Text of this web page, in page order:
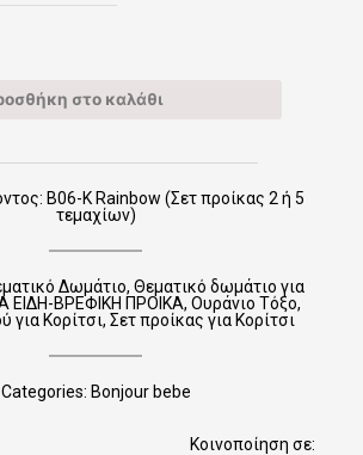
στο καλάθι
Β06-Κ Rainbow (Σετ προίκας 2 ή 5
τεμαχίων)
Δωμάτιο, Θεματικό δωμάτιο για
ΕΙΔΗ-ΒΡΕΦΙΚΗ ΠΡΟΙΚΑ, Ουράνιο Τόξο,
για Κορίτσι, Σετ προίκας για Κορίτσι
Categories: Bonjour bebe
Κοινοποίηση σε: